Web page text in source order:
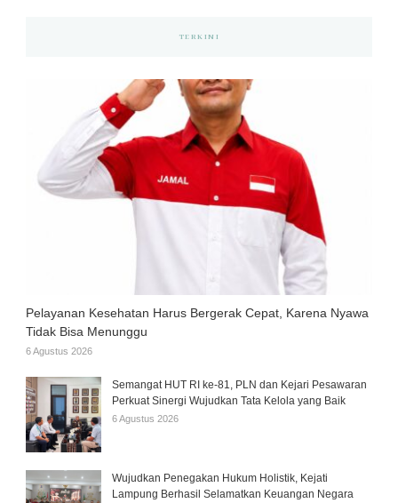
TERKINI
Pelayanan Kesehatan Harus Bergerak Cepat, Karena Nyawa
Tidak Bisa Menunggu
6 Agustus 2026
Semangat HUT RI ke-81, PLN dan Kejari Pesawaran
Perkuat Sinergi Wujudkan Tata Kelola yang Baik
6 Agustus 2026
Wujudkan Penegakan Hukum Holistik, Kejati
Lampung Berhasil Selamatkan Keuangan Negara